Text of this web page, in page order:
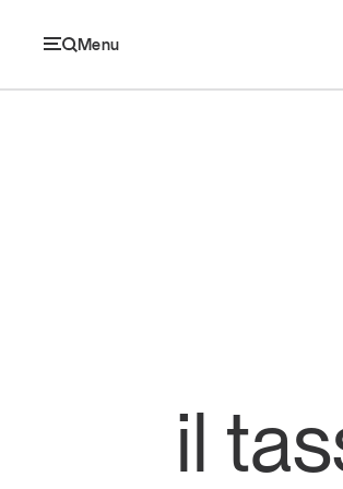
Menu
Retail e brand
Sostenibilità
il